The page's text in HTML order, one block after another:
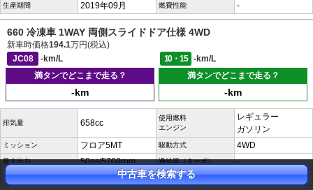
生産期間 2019年09月 燃費性能 -
660 冷凍車 1WAY 両側スライドドア仕様 4WD
新車時価格194.1万円(税込)
JC08
-km/L 10・15
-km/L
満タンでどこまで走る？
-km
満タンでどこまで走る？
-km
排気量 658cc
使用燃料
エンジン
レギュラー
ガソリン
ミッション フロア5MT 駆動方式 4WD
最大出力 50ps/5700rpm 過給器（ターボ） -
生産期間 2019年09月 燃費性能 -
中古車を検索する